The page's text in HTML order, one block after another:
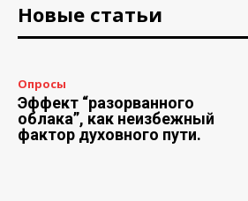
Новые статьи
Опросы
Эффект “разорванного
облака”, как неизбежный
фактор духовного пути.